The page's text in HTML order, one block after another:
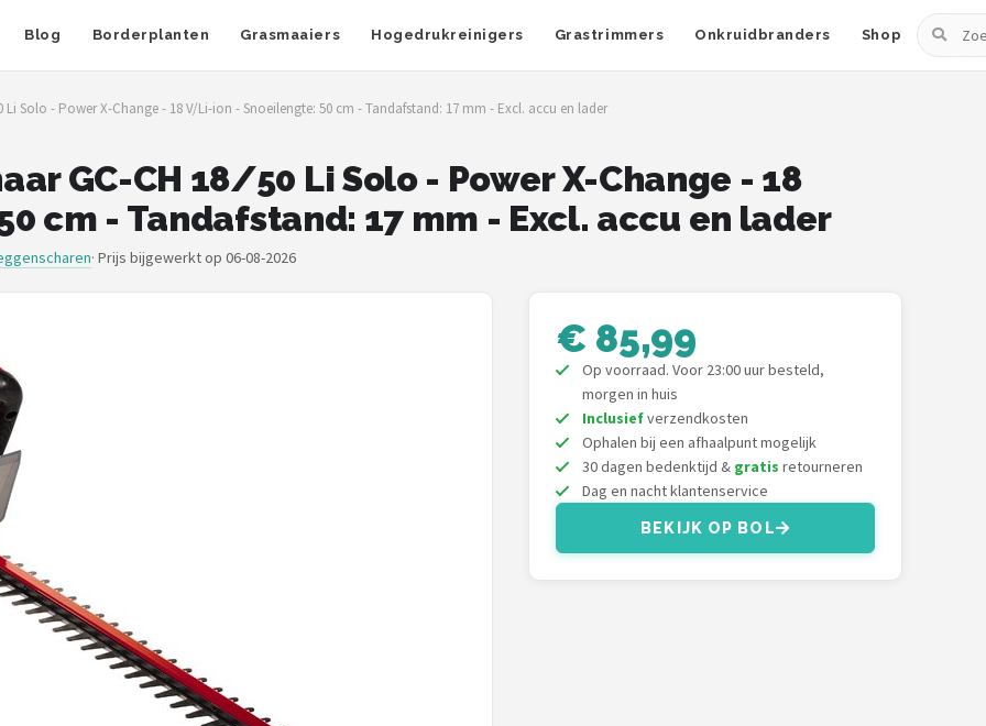
Blog Borderplanten Grasmaaiers Hogedrukreinigers Grastrimmers Onkruidbranders Shop
Zoeken
Li Solo - Power X-Change - 18 V/Li-ion - Snoeilengte: 50 cm - Tandafstand: 17 mm - Excl. accu en lader
GC-CH 18/50 Li Solo - Power X-Change - 18
cm - Tandafstand: 17 mm - Excl. accu en lader
· Prijs bijgewerkt op 06-08-2026
€ 85,99
Op voorraad. Voor 23:00 uur besteld,
morgen in huis
Inclusiefverzendkosten
Ophalen bij een afhaalpunt mogelijk
30 dagen bedenktijd & gratis retourneren
Dag en nacht klantenservice
BEKIJK OP BOL